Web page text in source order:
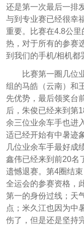
还是第一次最后一排
与到专业赛已经很幸
重要。比赛在4.8公
热，对于所有的参赛
到我们的手机/相机都
比赛第一圈几位
组的马皓（云南）和
先优势，最后领奖台
后，朱俊已经来到第
余三位业余车手也进
适已经开始有中暑迹
几位业余车手最好成
鑫伟已经来到前20名
遗憾退赛。第4圈结
全运会的参赛资格，
第一的身份过线；天
点；米久江也因为中
伤了，但是还是坚持